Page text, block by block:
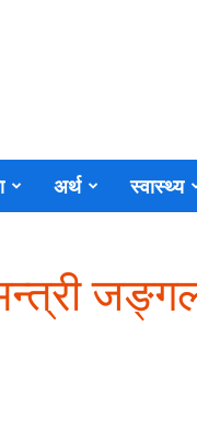
अर्थ स्वास्थ्य